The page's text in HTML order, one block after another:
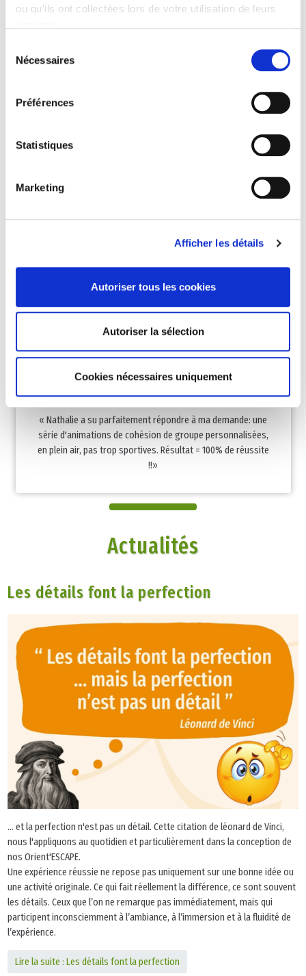
ou qu'ils ont collectées lors de votre utilisation de leurs
Nécessaires
Préférences
Statistiques
Marketing
Afficher les détails
Autoriser tous les cookies
Autoriser la sélection
Cookies nécessaires uniquement
événements : un travail minutieux, un souci du détail...pour
énigmes et étapes vraiment bien pensées. »
SOPHIE NÉPOMIASTCHY
« Nathalie a su parfaitement répondre à ma demande: une
série d'animations de cohésion de groupe personnalisées,
en plein air, pas trop sportives. Résultat = 100% de réussite
!!»
Actualités
Les détails font la perfection
... et la perfection n'est pas un détail. Cette citation de léonard de Vinci,
nous l'appliquons au quotidien et particulièrement dans la conception de
nos Orient'ESCAPE.
Une expérience réussie ne repose pas uniquement sur une bonne idée ou
une activité originale. Ce qui fait réellement la différence, ce sont souvent
les détails. Ceux que l’on ne remarque pas immédiatement, mais qui
participent inconsciemment à l’ambiance, à l’immersion et à la fluidité de
l’expérience.
Lire la suite : Les détails font la perfection